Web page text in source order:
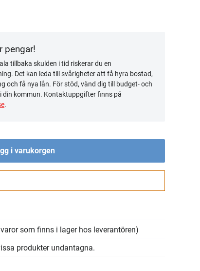
pengar!
tillbaka skulden i tid riskerar du en
Det kan leda till svårigheter att få hyra bostad,
och få nya lån. För stöd, vänd dig till budget- och
din kommun. Kontaktuppgifter finns på
.
i varukorgen
som finns i lager hos leverantören)
produkter undantagna.